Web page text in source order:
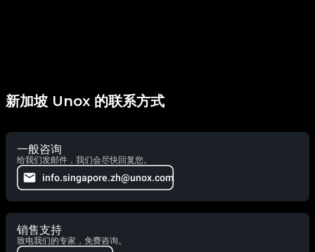
新加坡 Unox 的联系方式
一般咨询
给我们发邮件，我们会尽快回复您。
info.singapore.zh@unox.com
销售支持
致电我们的专家，免费咨询。